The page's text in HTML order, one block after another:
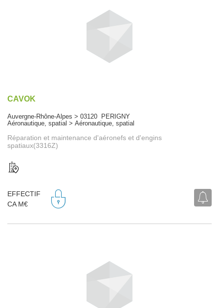
CAVOK
Auvergne-Rhône-Alpes > 03120 PERIGNY
Aéronautique, spatial > Aéronautique, spatial
Réparation et maintenance d'aéronefs et d'engins
spatiaux(3316Z)
EFFECTIF
CA M€